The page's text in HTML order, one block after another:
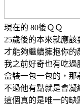
現在的 80後ＱＱ
25歲後的本來就應
才能夠繼續擁抱你的
我之前好奇也有吃過
盒裝一包一包的，那
不過他有點就是會
這個真的是唯一的